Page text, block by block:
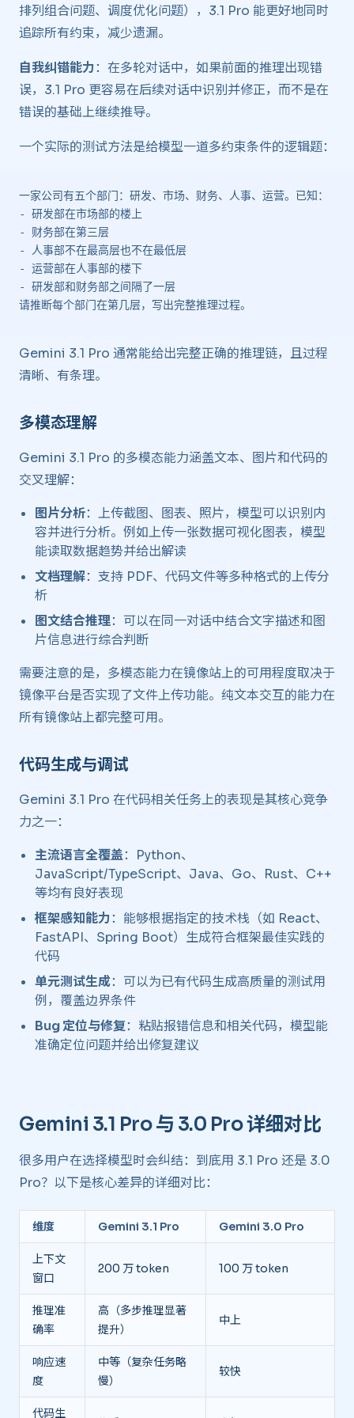
排列组合问题、调度优化问题），3.1 Pro 能更好地同时
追踪所有约束，减少遗漏。
自我纠错能力：在多轮对话中，如果前面的推理出现错
误，3.1 Pro 更容易在后续对话中识别并修正，而不是在
错误的基础上继续推导。
一个实际的测试方法是给模型一道多约束条件的逻辑题：
一家公司有五个部门：研发、市场、财务、人事、运营。已知：
- 研发部在市场部的楼上
- 财务部在第三层
- 人事部不在最高层也不在最低层
- 运营部在人事部的楼下
- 研发部和财务部之间隔了一层
请推断每个部门在第几层，写出完整推理过程。
Gemini 3.1 Pro 通常能给出完整正确的推理链，且过程
清晰、有条理。
多模态理解
Gemini 3.1 Pro 的多模态能力涵盖文本、图片和代码的
交叉理解：
图片分析：上传截图、图表、照片，模型可以识别内
容并进行分析。例如上传一张数据可视化图表，模型
能读取数据趋势并给出解读
文档理解：支持 PDF、代码文件等多种格式的上传分
析
图文结合推理：可以在同一对话中结合文字描述和图
片信息进行综合判断
需要注意的是，多模态能力在镜像站上的可用程度取决于
镜像平台是否实现了文件上传功能。纯文本交互的能力在
所有镜像站上都完整可用。
代码生成与调试
Gemini 3.1 Pro 在代码相关任务上的表现是其核心竞争
力之一：
主流语言全覆盖：Python、
JavaScript/TypeScript、Java、Go、Rust、C++
等均有良好表现
框架感知能力：能够根据指定的技术栈（如 React、
FastAPI、Spring Boot）生成符合框架最佳实践的
代码
单元测试生成：可以为已有代码生成高质量的测试用
例，覆盖边界条件
Bug 定位与修复：粘贴报错信息和相关代码，模型能
准确定位问题并给出修复建议
Gemini 3.1 Pro 与 3.0 Pro 详细对比
很多用户在选择模型时会纠结：到底用 3.1 Pro 还是 3.0
Pro？以下是核心差异的详细对比：
维度 Gemini 3.1 Pro Gemini 3.0 Pro
上下文
窗口
200 万 token 100 万 token
推理准
确率
高（多步推理显著
提升）
中上
响应速
度
中等（复杂任务略
慢）
较快
代码生